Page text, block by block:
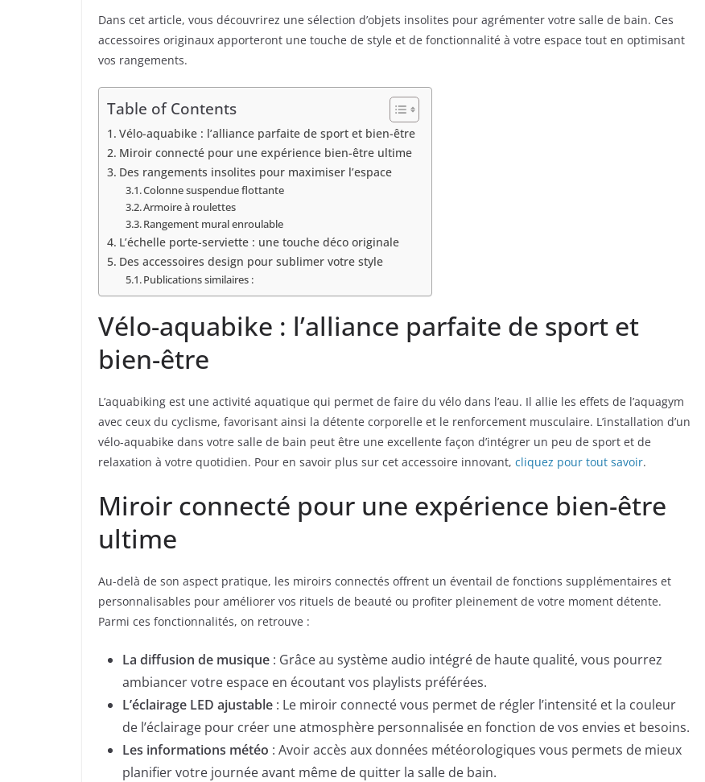
Dans cet article, vous découvrirez une sélection d’objets insolites pour agrémenter votre salle de bain. Ces
accessoires originaux apporteront une touche de style et de fonctionnalité à votre espace tout en optimisant
vos rangements.
Table of Contents
Vélo-aquabike : l’alliance parfaite de sport et bien-être
Miroir connecté pour une expérience bien-être ultime
Des rangements insolites pour maximiser l’espace
Colonne suspendue flottante
Armoire à roulettes
Rangement mural enroulable
L’échelle porte-serviette : une touche déco originale
Des accessoires design pour sublimer votre style
Publications similaires :
Vélo-aquabike : l’alliance parfaite de sport et
bien-être
L’aquabiking est une activité aquatique qui permet de faire du vélo dans l’eau. Il allie les effets de l’aquagym
avec ceux du cyclisme, favorisant ainsi la détente corporelle et le renforcement musculaire. L’installation d’un
vélo-aquabike dans votre salle de bain peut être une excellente façon d’intégrer un peu de sport et de
relaxation à votre quotidien. Pour en savoir plus sur cet accessoire innovant, cliquez pour tout savoir.
Miroir connecté pour une expérience bien-être
ultime
Au-delà de son aspect pratique, les miroirs connectés offrent un éventail de fonctions supplémentaires et
personnalisables pour améliorer vos rituels de beauté ou profiter pleinement de votre moment détente.
Parmi ces fonctionnalités, on retrouve :
La diffusion de musique : Grâce au système audio intégré de haute qualité, vous pourrez
ambiancer votre espace en écoutant vos playlists préférées.
L’éclairage LED ajustable : Le miroir connecté vous permet de régler l’intensité et la couleur
de l’éclairage pour créer une atmosphère personnalisée en fonction de vos envies et besoins.
Les informations météo : Avoir accès aux données météorologiques vous permets de mieux
planifier votre journée avant même de quitter la salle de bain.